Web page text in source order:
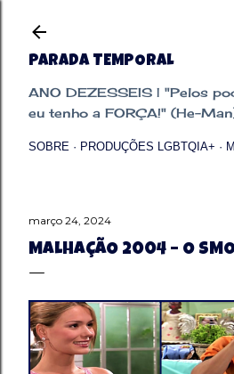
PARADA TEMPORAL
ANO DEZESSEIS | "Pelos
eu tenho a FORÇA!" (He-
SOBRE PRODUÇÕES LGBTQIA+
março 24, 2024
MALHAÇÃO 2004 – O